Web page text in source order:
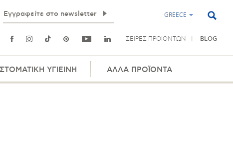
GREECE
ΣΕΙΡΕΣ ΠΡΟΪΟΝΤΩΝ BLOG
ΣΤΟΜΑΤΙΚΗ ΥΓΙΕΙΝΗ ΑΛΛΑ ΠΡΟΪΟΝΤΑ